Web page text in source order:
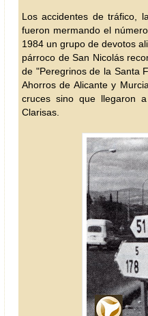
Los accidentes de tráfico,
fueron mermando el
1984 un grupo de devotos
párroco de San Nicolás
de "Peregrinos de la Santa
Ahorros de Alicante y
cruces sino que llegaron
Clarisas.